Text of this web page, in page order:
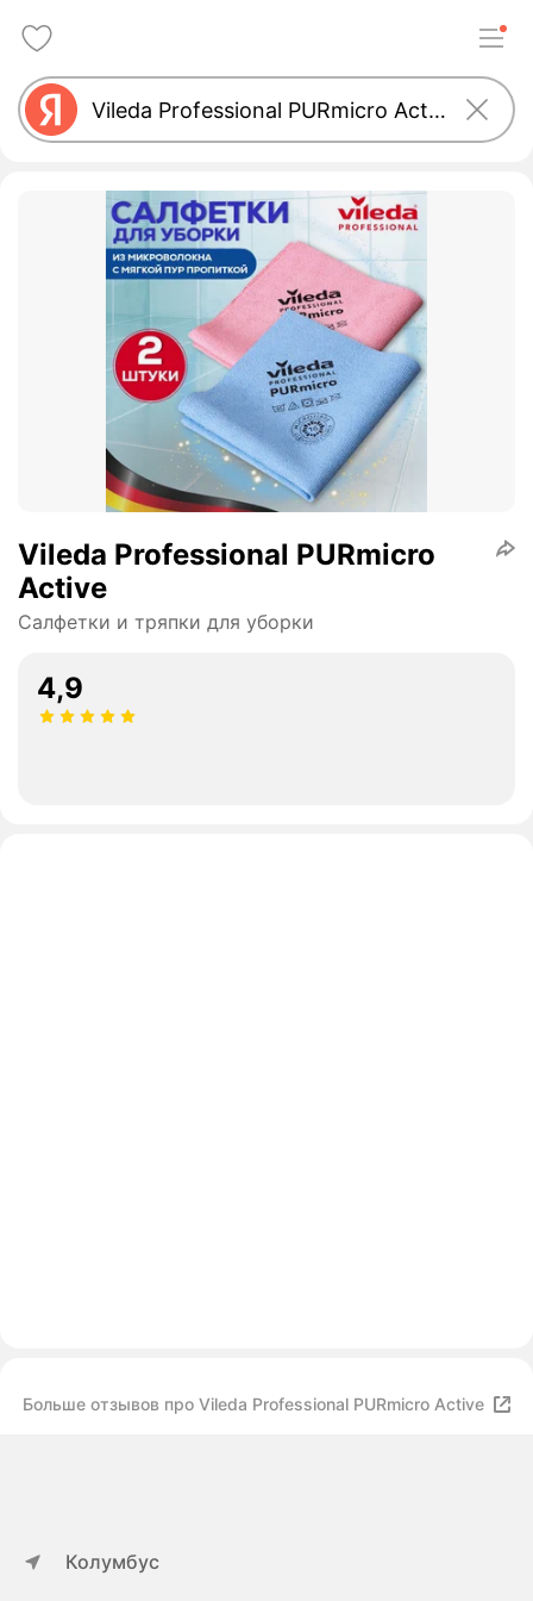
Vileda Professional PURmicro
Active
Салфетки и тряпки для уборки
4,9
Больше отзывов про Vileda Professional PURmicro Active
Колумбус